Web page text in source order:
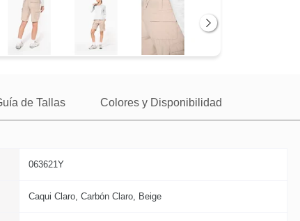
Siguiente
de Tallas Colores y Disponibilidad
063621Y
Caqui Claro, Carbón Claro, Beige